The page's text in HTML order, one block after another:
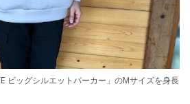
ビッグシルエットパーカー」のMサイズを身長